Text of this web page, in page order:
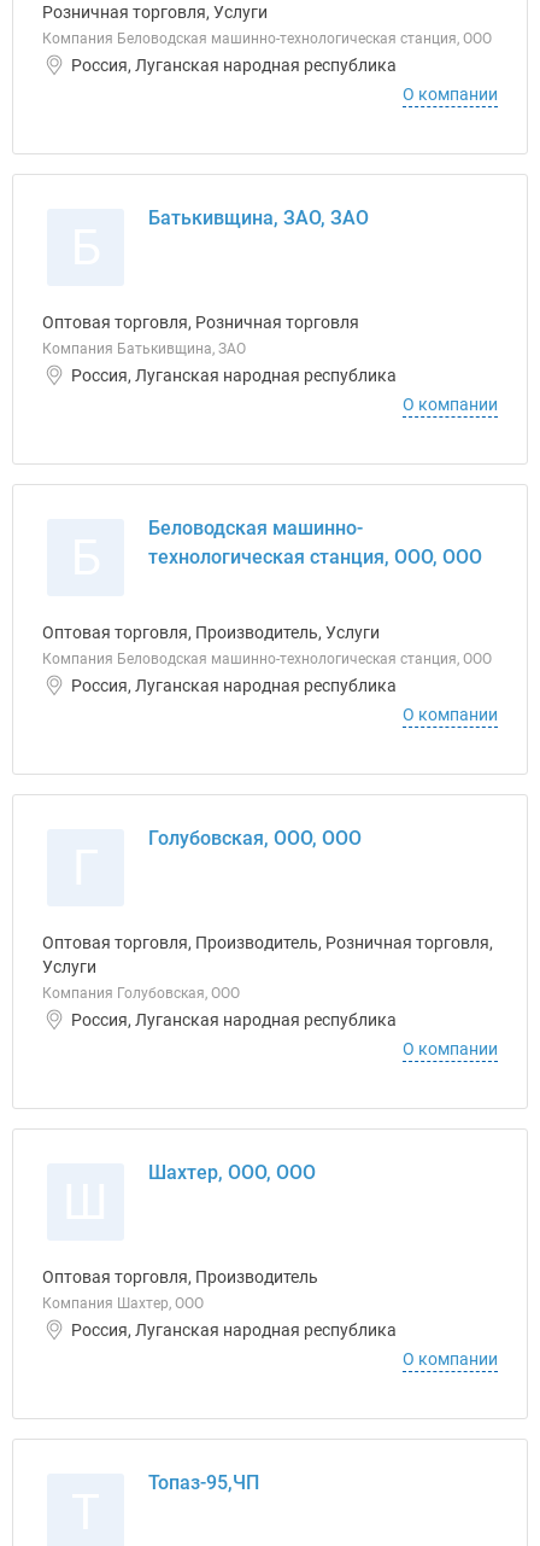
Розничная торговля, Услуги
Компания Беловодская машинно-технологическая станция, ООО
Россия, Луганская народная республика
О компании
Батькивщина, ЗАО, ЗАО
Оптовая торговля, Розничная торговля
Компания Батькивщина, ЗАО
Россия, Луганская народная республика
О компании
Беловодская машинно-
технологическая станция, ООО, ООО
Оптовая торговля, Производитель, Услуги
Компания Беловодская машинно-технологическая станция, ООО
Россия, Луганская народная республика
О компании
Голубовская, ООО, ООО
Оптовая торговля, Производитель, Розничная торговля,
Услуги
Компания Голубовская, ООО
Россия, Луганская народная республика
О компании
Шахтер, ООО, ООО
Оптовая торговля, Производитель
Компания Шахтер, ООО
Россия, Луганская народная республика
О компании
Топаз-95,ЧП